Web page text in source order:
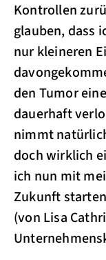
Kontrollen
glauben, dass
nur kleineren
den Tumor
dauerhaft
nimmt
doch wirklich
ich nun mit
Zukunft
(von Lisa